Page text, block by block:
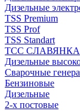
Дизельные
TSS Premium
TSS Prof
TSS Standart
ТСС СЛАВЯНКА
Дизельные
Сварочные
Бензиновые
Дизельные
2-х постовые